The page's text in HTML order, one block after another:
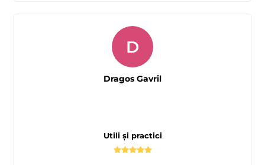
Utili și practici
D
Dragos Gavril